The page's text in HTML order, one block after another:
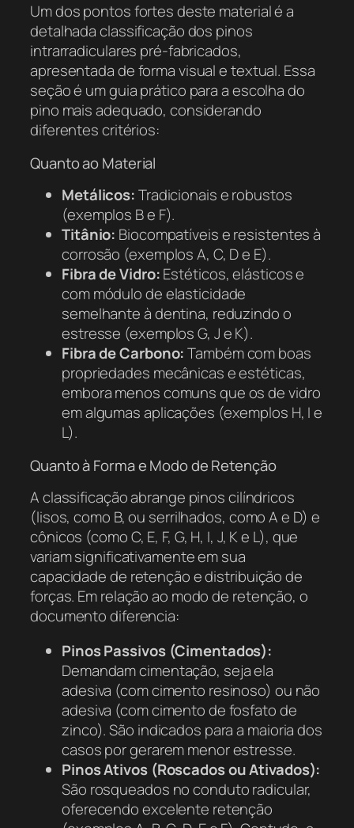
Um dos pontos fortes deste material é a
detalhada classificação dos pinos
intrarradiculares pré-fabricados,
apresentada de forma visual e textual. Essa
seção é um guia prático para a escolha do
pino mais adequado, considerando
diferentes critérios:
Quanto ao Material
Metálicos:Tradicionais e robustos
(exemplos B e F).
Titânio: Biocompatíveis e resistentes à
corrosão (exemplos A, C, D e E).
Fibra de Vidro:Estéticos, elásticos e
com módulo de elasticidade
semelhante à dentina, reduzindo o
estresse (exemplos G, J e K).
Fibra de Carbono:Também com boas
propriedades mecânicas e estéticas,
embora menos comuns que os de vidro
em algumas aplicações (exemplos H, I e
L).
Quanto à Forma e Modo de Retenção
A classificação abrange pinos cilíndricos
(lisos, como B, ou serrilhados, como A e D) e
cônicos (como C, E, F, G, H, I, J, K e L), que
variam significativamente em sua
capacidade de retenção e distribuição de
forças. Em relação ao modo de retenção, o
documento diferencia:
Pinos Passivos (Cimentados):
Demandam cimentação, seja ela
adesiva (com cimento resinoso) ou não
adesiva (com cimento de fosfato de
zinco). São indicados para a maioria dos
casos por gerarem menor estresse.
Pinos Ativos (Roscados ou Ativados):
São rosqueados no conduto radicular,
oferecendo excelente retenção